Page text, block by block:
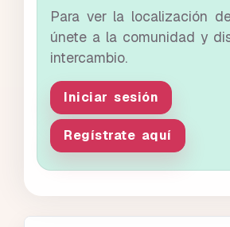
Para ver la localización
únete a la comunidad y
intercambio.
Iniciar sesión
Regístrate aquí